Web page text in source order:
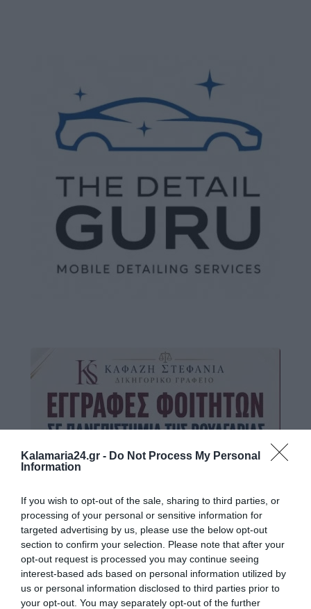
Kalamaria24.gr - Do Not Process My Personal
Information
If you wish to opt-out of the sale, sharing to third parties, or
processing of your personal or sensitive information for
targeted advertising by us, please use the below opt-out
section to confirm your selection. Please note that after your
opt-out request is processed you may continue seeing
interest-based ads based on personal information utilized by
us or personal information disclosed to third parties prior to
your opt-out. You may separately opt-out of the further